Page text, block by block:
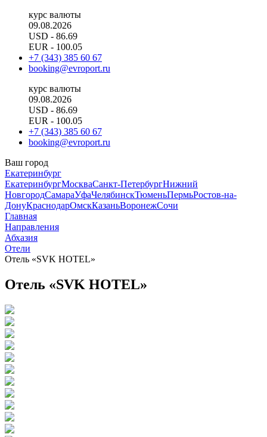
курс валюты
09.08.2026
USD - 86.69
EUR - 100.05
+7 (343) 385 60 67
booking@evroport.ru
курс валюты
09.08.2026
USD - 86.69
EUR - 100.05
+7 (343) 385 60 67
booking@evroport.ru
Ваш город
Екатеринбург
ЕкатеринбургМоскваСанкт-ПетербургНижний
НовгородСамараУфаЧелябинскТюменьПермьРостов-на-
ДонуКраснодарОмскКазаньВоронежСочи
Главная
Направления
Абхазия
Отели
Отель «SVK HOTEL»
Отель «SVK HOTEL»